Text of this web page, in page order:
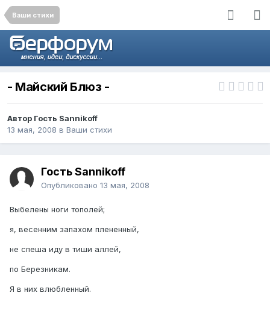
Ваши стихи
- Майский Блюз -
Автор Гость Sannikoff
13 мая, 2008 в Ваши стихи
Гость Sannikoff
Опубликовано 13 мая, 2008
Выбелены ноги тополей;
я, весенним запахом плененный,
не спеша иду в тиши аллей,
по Березникам.
Я в них влюбленный.